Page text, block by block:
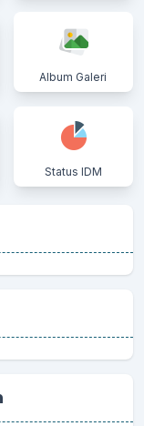
Album Galeri
Status IDM